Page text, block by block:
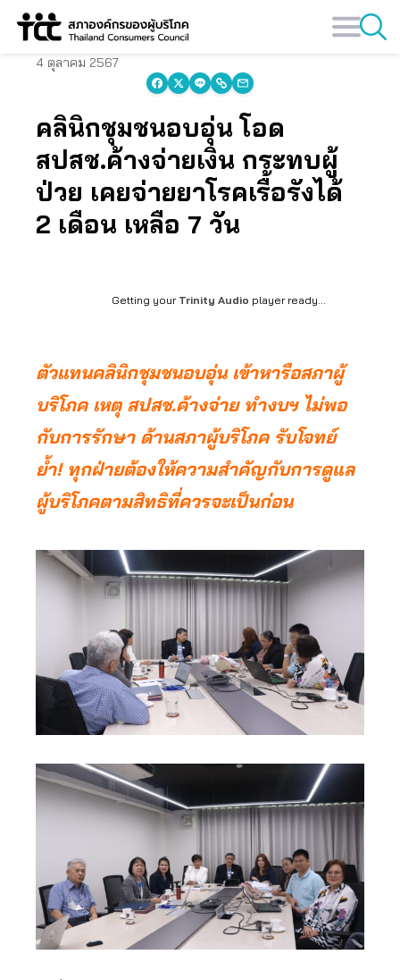
Skip
4 ตุลาคม 2567
คลินิกชุมชนอบอุ่น โอด
สปสช.ค้างจ่ายเงิน กระทบผู้
ป่วย เคยจ่ายยาโรคเรื้อรังได้
2 เดือน เหลือ 7 วัน
Getting your Trinity Audio player ready...
ตัวแทนคลินิกชุมชนอบอุ่น เข้าหารือสภาผู้
บริโภค เหตุ สปสช.ค้างจ่าย ทำงบฯ ไม่พอ
กับการรักษา ด้านสภาผู้บริโภค รับโจทย์
ย้ำ! ทุกฝ่ายต้องให้ความสำคัญกับการดูแล
ผู้บริโภคตามสิทธิที่ควรจะเป็นก่อน